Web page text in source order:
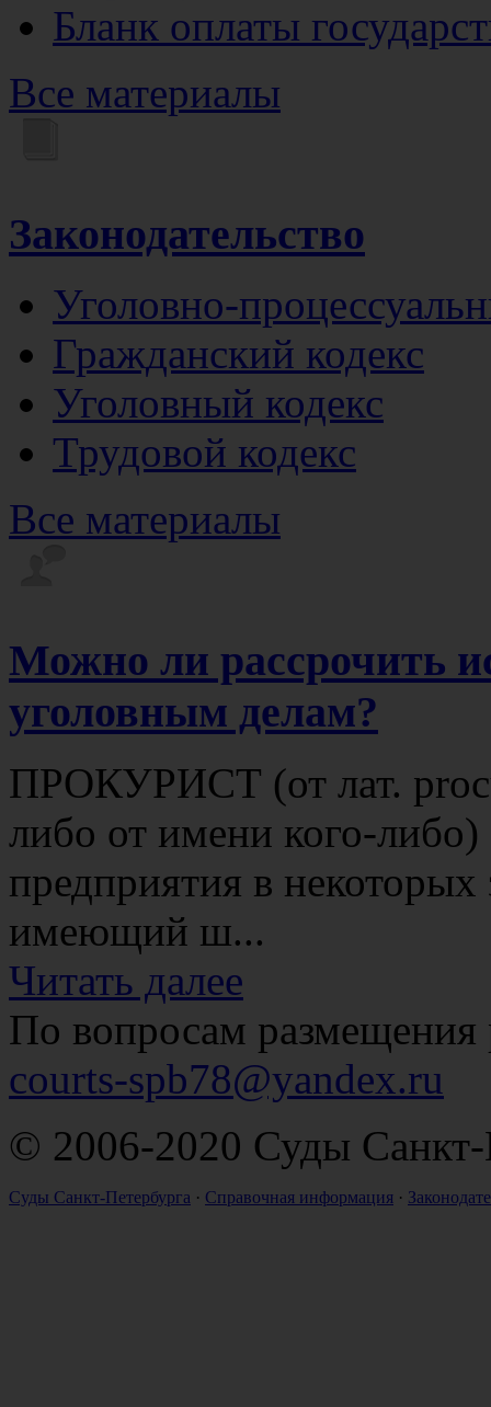
Бланк оплаты
Все материалы
Законодательство
Уголовно-
Гражданский кодекс
Уголовный кодекс
Трудовой кодекс
Все материалы
Можно ли рассрочить
уголовным делам?
ПРОКУРИСТ (от лат.
либо от имени кого-
предприятия в
имеющий ш...
Читать далее
По вопросам размещения
courts-spb78@yandex.ru
© 2006-2020 Суды Санкт-
Суды Санкт-Петербурга · Справочная информация ·